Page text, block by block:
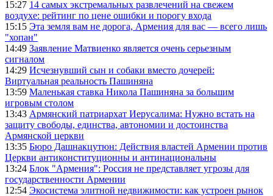
15:27 14 самых экстремальных развлечений на свежем
воздухе: рейтинг по цене ошибки и порогу входа
15:15 Эта земля вам не дорога, Армения для вас — всего лишь
"хопан"
14:49 Заявление Матвиенко является очень серьезным
сигналом
14:29 Исчезнувший сын и собаки вместо дочерей:
Виртуальная реальность Пашиняна
13:59 Маленькая ставка Никола Пашиняна за большим
игровым столом
13:43 Армянский патриархат Иерусалима: Нужно встать на
защиту свободы, единства, автономии и достоинства
Армянской церкви
13:35 Бюро Дашнакцутюн: Действия властей Армении против
Церкви антиконституционны и антинациональны
13:24 Блок "Армения": Россия не представляет угрозы для
государственности Армении
12:54 Экосистема элитной недвижимости: как устроен рынок